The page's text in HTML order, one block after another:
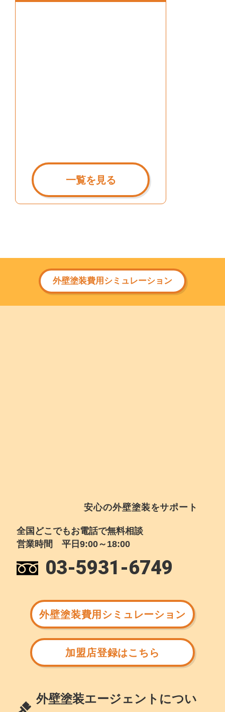
一覧を見る
外壁塗装費用シミュレーション
安心の外壁塗装をサポート
全国どこでもお電話で無料相談
営業時間 平日9:00～18:00
03-5931-6749
外壁塗装費用シミュレーション
加盟店登録はこちら
外壁塗装エージェントについ